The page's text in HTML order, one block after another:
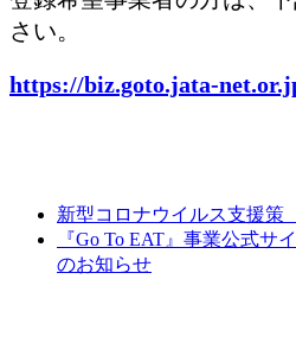
さい。
https://biz.goto.jata-
新型コロナウイルス支援
『Go To EAT』事業公式サ
のお知らせ